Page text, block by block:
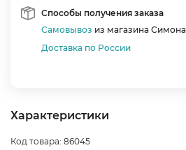
Способы получения заказа
Самовывоз из магазина Симона
Доставка по России
Характеристики
Код товара: 86045